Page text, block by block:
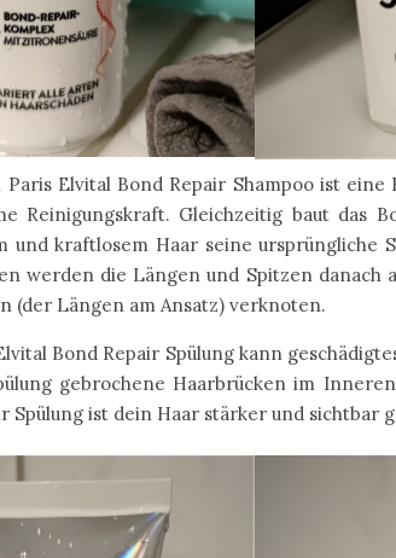
Paris Elvital Bond Repair Shampoo ist
Reinigungskraft. Gleichzeitig baut das
und kraftlosem Haar seine ursprüngliche
werden die Längen und Spitzen
(der Längen am Ansatz) verknoten.
Bond Repair Spülung kann
gebrochene Haarbrücken im
Spülung ist dein Haar stärker und sichtbar